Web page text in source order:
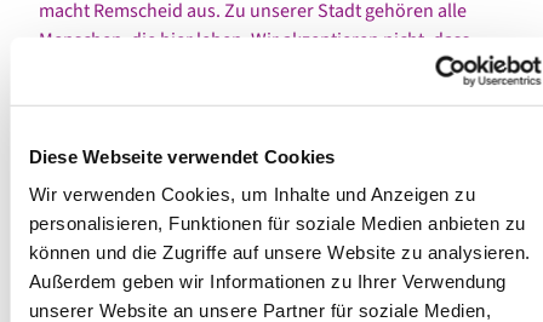
Diese Webseite verwendet Cookies
Wir verwenden Cookies, um Inhalte und Anzeigen zu
personalisieren, Funktionen für soziale Medien anbieten zu
können und die Zugriffe auf unsere Website zu analysieren.
Außerdem geben wir Informationen zu Ihrer Verwendung
unserer Website an unsere Partner für soziale Medien,
macht Remscheid aus. Zu unserer Stadt gehören alle
Menschen, die hier leben. Wir akzeptieren nicht, dass
Bürgerinnen und Bürger, dass Familien, dass sogar
Kinder Angst davor haben müssen, von hier vertrieben zu
Bewertungen politischer Themen, auch unterschiedliche
Positionen zur Migrations- und Asylpolitik sind Teil
unserer Demokratie. Demokratie braucht
Auseinandersetzung, Demokratinnen und Demokraten